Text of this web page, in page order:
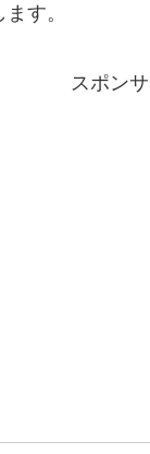
す。
スポン